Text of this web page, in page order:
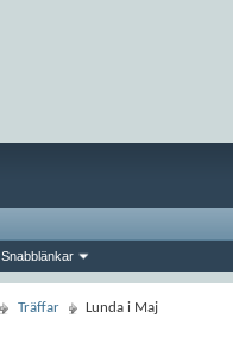
Snabblänkar
Träffar Lunda i Maj